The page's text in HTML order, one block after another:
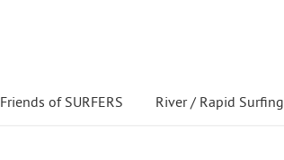
Friends of SURFERS River / Rapid Surfing